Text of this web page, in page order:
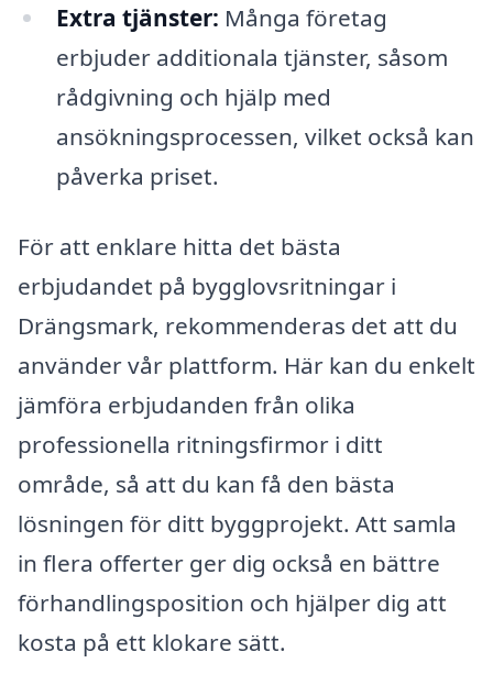
Extra tjänster: Många företag
erbjuder additionala tjänster, såsom
rådgivning och hjälp med
ansökningsprocessen, vilket också kan
påverka priset.
För att enklare hitta det bästa
erbjudandet på bygglovsritningar i
Drängsmark, rekommenderas det att du
använder vår plattform. Här kan du enkelt
jämföra erbjudanden från olika
professionella ritningsfirmor i ditt
område, så att du kan få den bästa
lösningen för ditt byggprojekt. Att samla
in flera offerter ger dig också en bättre
förhandlingsposition och hjälper dig att
kosta på ett klokare sätt.